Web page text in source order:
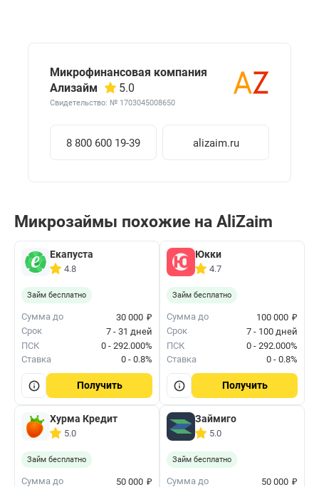
Микрофинансовая компания
Ализайм
5.0
Свидетельство: № 1703045008650
8 800 600 19-39 alizaim.ru
Микрозаймы похожие на AliZaim
Екапуста
4.8
Займ бесплатно
Сумма до 30 000 ₽
Срок
7 - 31 дней
ПСК
0 - 292.000%
Ставка
0 - 0.8%
Получить
Юкки
4.7
Займ бесплатно
Сумма до 100 000 ₽
Срок
7 - 100 дней
ПСК
0 - 292.000%
Ставка
0 - 0.8%
Получить
Хурма Кредит
5.0
Займ бесплатно
Сумма до 50 000 ₽
Займиго
5.0
Займ бесплатно
Сумма до 50 000 ₽